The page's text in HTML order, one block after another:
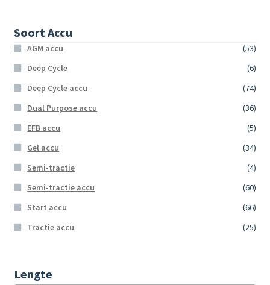
Soort Accu
AGM accu
(53)
Deep Cycle
(6)
Deep Cycle accu
(74)
Dual Purpose accu
(36)
EFB accu
(5)
Gel accu
(34)
Semi-tractie
(4)
Semi-tractie accu
(60)
Start accu
(66)
Tractie accu
(25)
Lengte